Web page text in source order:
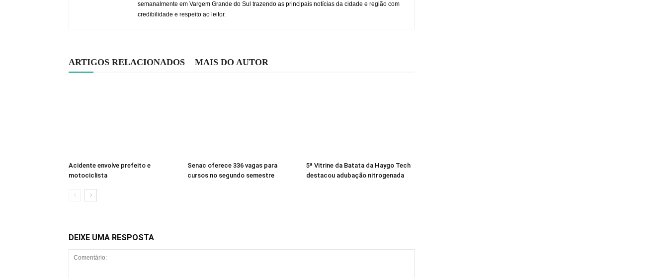
semanalmente em Vargem Grande do Sul trazendo as principais notícias da cidade e região com
credibilidade e respeito ao leitor.
ARTIGOS RELACIONADOS MAIS DO AUTOR
Acidente envolve prefeito e
motociclista
Senac oferece 336 vagas para
cursos no segundo semestre
5ª Vitrine da Batata da Haygo Tech
destacou adubação nitrogenada
DEIXE UMA RESPOSTA